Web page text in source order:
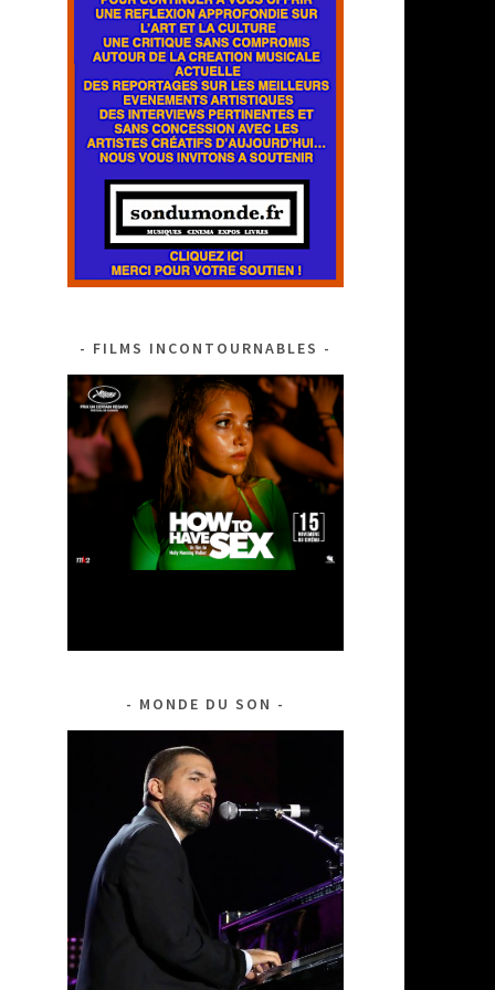
FILMS INCONTOURNABLES
MONDE DU SON